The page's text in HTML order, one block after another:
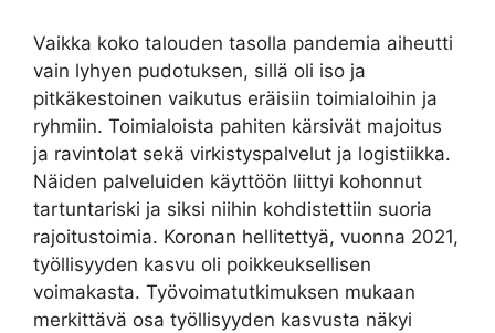
Vaikka koko talouden tasolla pandemia aiheutti
vain lyhyen pudotuksen, sillä oli iso ja
pitkäkestoinen vaikutus eräisiin toimialoihin ja
ryhmiin. Toimialoista pahiten kärsivät majoitus
ja ravintolat sekä virkistyspalvelut ja logistiikka.
Näiden palveluiden käyttöön liittyi kohonnut
tartuntariski ja siksi niihin kohdistettiin suoria
rajoitustoimia. Koronan hellitettyä, vuonna 2021,
työllisyyden kasvu oli poikkeuksellisen
voimakasta. Työvoimatutkimuksen mukaan
merkittävä osa työllisyyden kasvusta näkyi